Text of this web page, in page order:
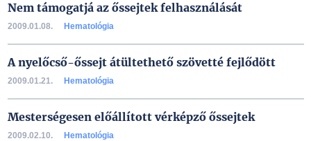
Nem támogatjá az őssejtek felhasználását
2009.01.08. Hematológia
A nyelőcső-őssejt átültethető szövetté fejlődött
2009.01.21. Hematológia
Mesterségesen előállított vérképző őssejtek
2009.02.10. Hematológia